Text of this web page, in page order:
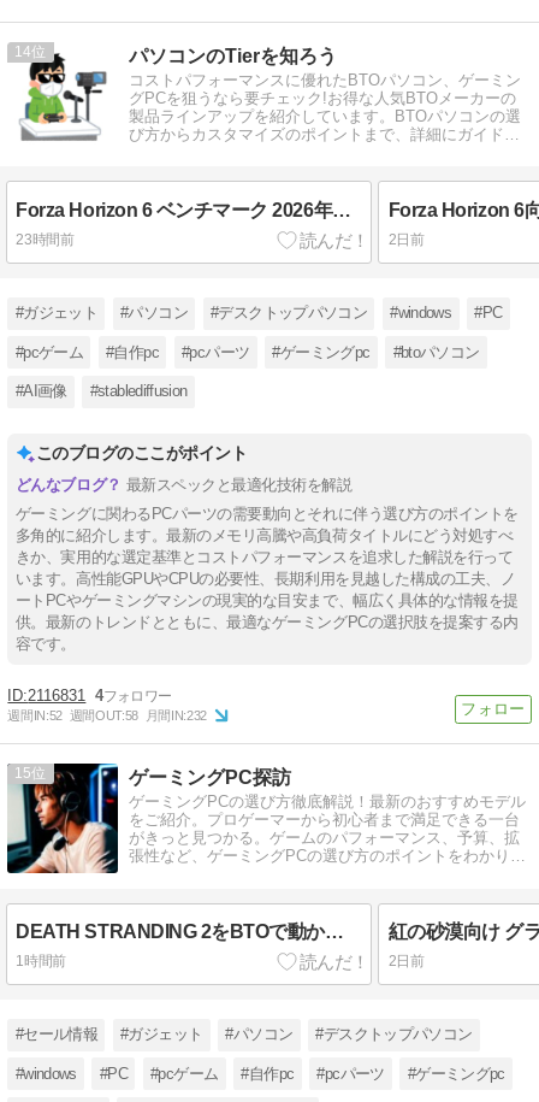
14 パソコンのTierを知ろう
コストパフォーマンスに優れたBTOパソコン、ゲーミン
グPCを狙うなら要チェック!お得な人気BTOメーカーの
製品ラインアップを紹介しています。BTOパソコンの選
び方からカスタマイズのポイントまで、詳細にガイドし
Forza Horizon 6 ベンチマーク 2026年版おすすめ構成
23時間前 2日前
#ガジェット #パソコン #デスクトップパソコン #windows #PC
#pcゲーム #自作pc #pcパーツ #ゲーミングpc #btoパソコン
#AI画像 #stablediffusion
このブログのここがポイント
最新スペックと最適化技術を解説
ゲーミングに関わるPCパーツの需要動向とそれに伴う選び方のポイントを
多角的に紹介します。最新のメモリ高騰や高負荷タイトルにどう対処すべ
きか、実用的な選定基準とコストパフォーマンスを追求した解説を行って
います。高性能GPUやCPUの必要性、長期利用を見越した構成の工夫、ノ
ートPCやゲーミングマシンの現実的な目安まで、幅広く具体的な情報を提
供。最新のトレンドとともに、最適なゲーミングPCの選択肢を提案する内
容です。
2116831 4
週間IN:52 週間OUT:58 月間IN:232
15 ゲーミングPC探訪
ゲーミングPCの選び方徹底解説！最新のおすすめモデル
をご紹介。プロゲーマーから初心者まで満足できる一台
がきっと見つかる。ゲームのパフォーマンス、予算、拡
張性など、ゲーミングPCの選び方のポイントをわかりや
DEATH STRANDING 2をBTOで動かすGPUは何が最適か
1時間前
紅の砂漠向け グ
2日前
#セール情報 #ガジェット #パソコン #デスクトップパソコン
#windows #PC #pcゲーム #自作pc #pcパーツ #ゲーミングpc